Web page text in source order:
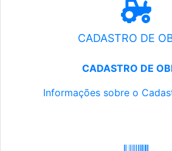
CADASTRO DE
CADASTRO DE
Informações sobre o